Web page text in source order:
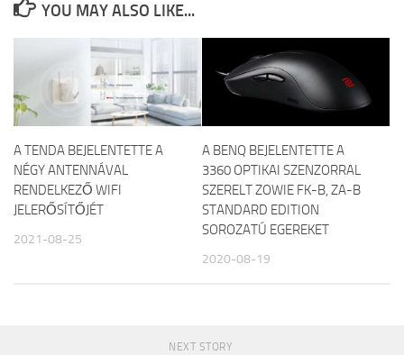
YOU MAY ALSO LIKE...
A TENDA BEJELENTETTE A
NÉGY ANTENNÁVAL
RENDELKEZŐ WIFI
JELERŐSÍTŐJÉT
2021-08-25
A BENQ BEJELENTETTE A
3360 OPTIKAI SZENZORRAL
SZERELT ZOWIE FK-B, ZA-B
STANDARD EDITION
SOROZATÚ EGEREKET
2020-08-19
NEXT STORY